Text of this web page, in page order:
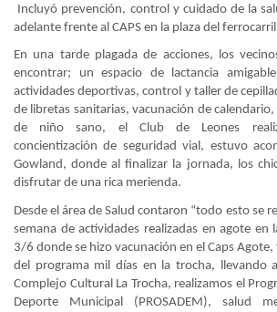
Incluyó prevención, control y cuidado de la
adelante frente al CAPS en la plaza del
En una tarde plagada de acciones, los
encontrar; un espacio de lactancia
actividades deportivas, control y taller de
de libretas sanitarias, vacunación de
de niño sano, el Club de Leones
concientización de seguridad vial, estuvo
Gowland, donde al finalizar la jornada, los
disfrutar de una rica merienda.
Desde el área de Salud contaron “todo esto se
semana de actividades realizadas en agote en
3/6 donde se hizo vacunación en el Caps
del programa mil días en la trocha, llevando
Complejo Cultural La Trocha, realizamos el
Deporte Municipal (PROSADEM), salud